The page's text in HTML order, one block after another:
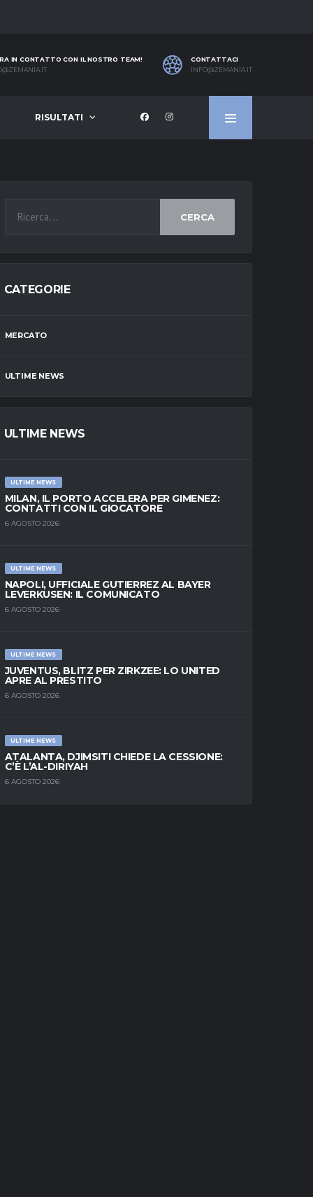
IN CONTATTO CON IL NOSTRO TEAM!
CONTATTACI
INFO@ZEMANIA.IT
RISULTATI
CERCA
CATEGORIE
MERCATO
ULTIME NEWS
ULTIME NEWS
ULTIME NEWS
MILAN, IL PORTO ACCELERA PER GIMENEZ:
CONTATTI CON IL GIOCATORE
6 AGOSTO 2026
ULTIME NEWS
NAPOLI, UFFICIALE GUTIERREZ AL BAYER
LEVERKUSEN: IL COMUNICATO
6 AGOSTO 2026
ULTIME NEWS
JUVENTUS, BLITZ PER ZIRKZEE: LO UNITED
APRE AL PRESTITO
6 AGOSTO 2026
ULTIME NEWS
ATALANTA, DJIMSITI CHIEDE LA CESSIONE:
C’È L’AL-DIRIYAH
6 AGOSTO 2026